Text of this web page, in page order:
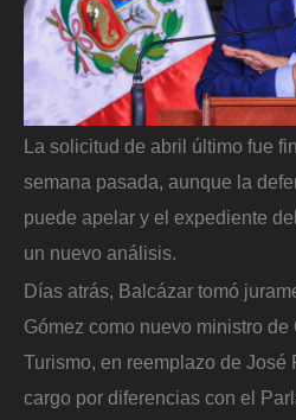
La solicitud de abril último fue
semana pasada, aunque la
puede apelar y el expediente
un nuevo análisis.
Días atrás, Balcázar tomó
Gómez como nuevo ministro
Turismo, en reemplazo de José
cargo por diferencias con el